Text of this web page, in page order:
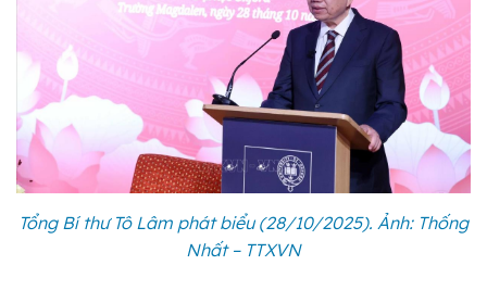
Tổng Bí thư Tô Lâm phát biểu (28/10/2025). Ảnh: Thống
Nhất – TTXVN